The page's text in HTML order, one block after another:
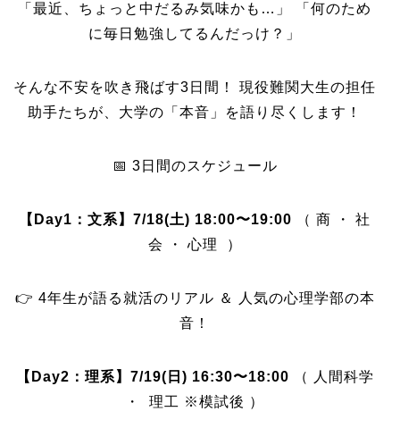
「最近、ちょっと中だるみ気味かも…」 「何のため
に毎日勉強してるんだっけ？」
そんな不安を吹き飛ばす3日間！ 現役難関大生の担任
助手たちが、大学の「本音」を語り尽くします！
📅 3日間のスケジュール
【Day1：文系】7/18(土) 18:00〜19:00 （ 商 ・ 社
会 ・ 心理 ）
👉 4年生が語る就活のリアル ＆ 人気の心理学部の本
音！
【Day2：理系】7/19(日) 16:30〜18:00 （ 人間科学
・ 理工 ※模試後 ）